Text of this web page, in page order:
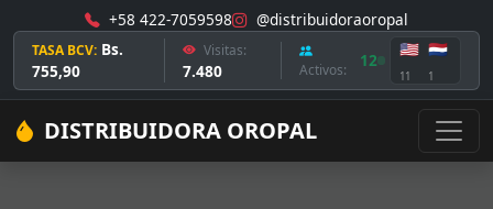
+58 422-7059598 @distribuidoraoropal
TASA BCV: Bs.
755,90
Visitas:
7.480 Activos: 12
🇺🇸
11
🇳🇱
1
DISTRIBUIDORA OROPAL